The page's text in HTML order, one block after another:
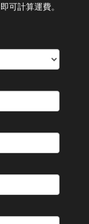
可計算運費。